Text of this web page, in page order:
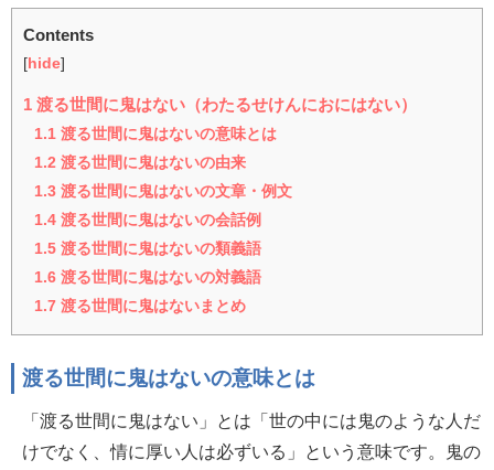
Contents
[ hide]
1 渡る世間に鬼はない（わたるせけんにおにはない）
1.1 渡る世間に鬼はないの意味とは
1.2 渡る世間に鬼はないの由来
1.3 渡る世間に鬼はないの文章・例文
1.4 渡る世間に鬼はないの会話例
1.5 渡る世間に鬼はないの類義語
1.6 渡る世間に鬼はないの対義語
1.7 渡る世間に鬼はないまとめ
渡る世間に鬼はないの意味とは
「渡る世間に鬼はない」とは「世の中には鬼のような人だ
けでなく、情に厚い人は必ずいる」という意味です。鬼の